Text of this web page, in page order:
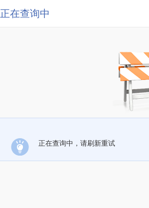
正在查询中
正在查询中，请刷新重试